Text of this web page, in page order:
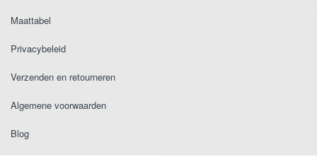
Maattabel
Privacybeleid
Verzenden en retourneren
Algemene voorwaarden
Blog